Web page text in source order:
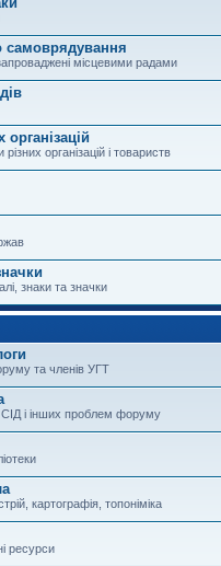
самоврядування
місцевими радами
організацій
організацій і товариств
знаки та значки
та членів УГТ
і інших проблем форуму
картографія, топоніміка
ресурси